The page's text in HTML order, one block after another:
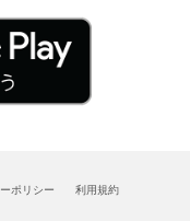
ポリシー 利用規約